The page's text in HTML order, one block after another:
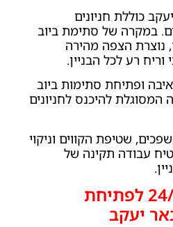
כוללת חניונים
במקרה של סתימת ביוב
נוצרת הצפה מהירה
רע לכל הבניין.
ופתיחת סתימות ביוב
המסוגלת להיכנס לחניונים
שטיפת הקווים וניקוי
עבודה תקינה של
שירותי חירום 24/6 לפתיחת
יעקב